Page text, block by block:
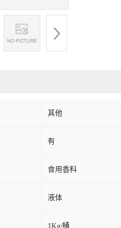
其他
有
食用香料
液体
1Kg/桶